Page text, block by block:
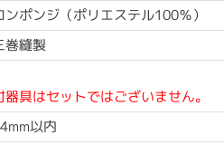
ンポンジ（ポリエステル100％）
巻縫製
具はセットではございません。
以内